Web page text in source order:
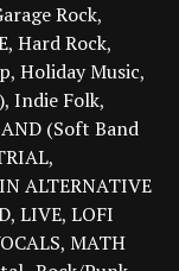
Rock
Hard Rock
Holiday Music
Indie Folk
(Soft Band
ALTERNATIVE
LIVE LOFI
MATH